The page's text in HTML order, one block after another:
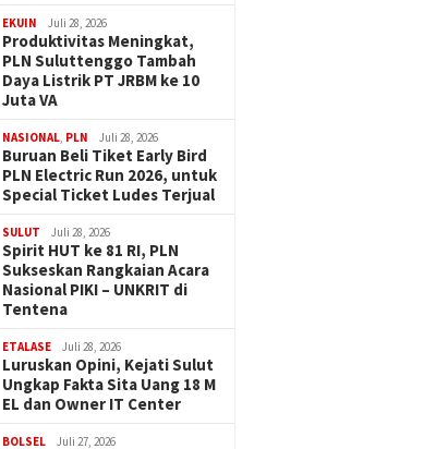
EKUIN Juli 28, 2026
Produktivitas Meningkat,
PLN Suluttenggo Tambah
Daya Listrik PT JRBM ke 10
Juta VA
NASIONAL PLN Juli 28, 2026
Buruan Beli Tiket Early Bird
PLN Electric Run 2026, untuk
Special Ticket Ludes Terjual
SULUT Juli 28, 2026
Spirit HUT ke 81 RI, PLN
Sukseskan Rangkaian Acara
Nasional PIKI – UNKRIT di
Tentena
ETALASE Juli 28, 2026
Luruskan Opini, Kejati Sulut
Ungkap Fakta Sita Uang 18 M
EL dan Owner IT Center
BOLSEL Juli 27, 2026